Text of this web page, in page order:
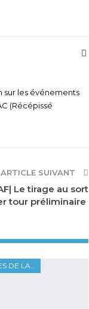
sur les événements
(Récépissé
ARTICLE SUIVANT
Le tirage au sort
tour préliminaire